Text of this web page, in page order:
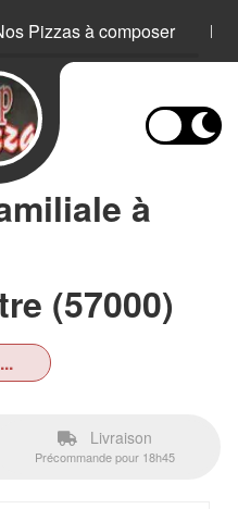
Pizzas à composer
à
(57000)
Livraison
Précommande pour 18h45